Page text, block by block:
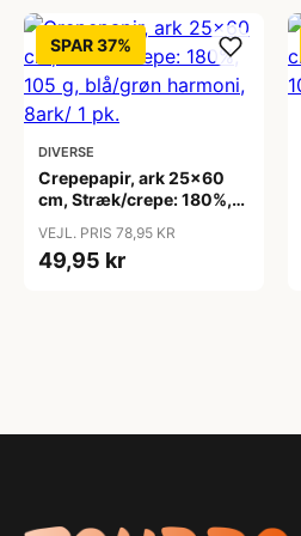
SPAR 37%
DIVERSE
Crepepapir, ark 25x60
cm, Stræk/crepe: 180%,
8ark/ 1 pk.
VEJL. PRIS 78,95 KR
49,95 kr